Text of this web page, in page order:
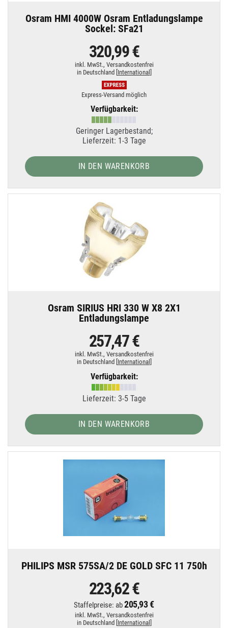
Osram HMI 4000W Osram Entladungslampe
Sockel: SFa21
320,99 €
inkl. MwSt., Versandkostenfrei
in Deutschland [ International
Express-Versand möglich
Verfügbarkeit:
Geringer Lagerbestand;
Lieferzeit: 1-3 Tage
IN DEN WARENKORB
Osram SIRIUS HRI 330 W X8 2X1
Entladungslampe
257,47 €
inkl. MwSt., Versandkostenfrei
in Deutschland [ International
Verfügbarkeit:
Lieferzeit: 3-5 Tage
IN DEN WARENKORB
PHILIPS MSR 575SA/2 DE GOLD SFC 11 750h
223,62 €
Staffelpreise: ab205,93 €
inkl. MwSt., Versandkostenfrei
in Deutschland [ International